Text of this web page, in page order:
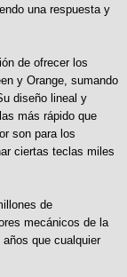
una respuesta y
de ofrecer los
y Orange, sumando
diseño lineal y
más rápido que
son para los
ciertas teclas miles
de
mecánicos de la
que cualquier